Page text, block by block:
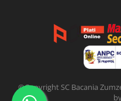
©Copyright SC Bacania